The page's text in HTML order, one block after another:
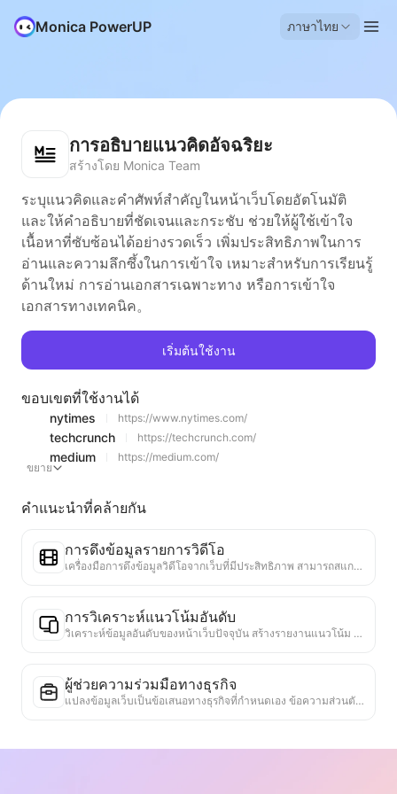
Monica PowerUP ภาษาไทย
การอธิบายแนวคิดอัจฉริยะ
สร้างโดย Monica Team
ระบุแนวคิดและคำศัพท์สำคัญในหน้าเว็บโดยอัตโนมัติ
และให้คำอธิบายที่ชัดเจนและกระชับ ช่วยให้ผู้ใช้เข้าใจ
เนื้อหาที่ซับซ้อนได้อย่างรวดเร็ว เพิ่มประสิทธิภาพในการ
อ่านและความลึกซึ้งในการเข้าใจ เหมาะสำหรับการเรียนรู้
ด้านใหม่ การอ่านเอกสารเฉพาะทาง หรือการเข้าใจ
เอกสารทางเทคนิค。
เริ่มต้นใช้งาน
ขอบเขตที่ใช้งานได้
nytimes https://www.nytimes.com/
techcrunch https://techcrunch.com/
medium
https://medium.com/
ขยาย
คำแนะนำที่คล้ายกัน
การดึงข้อมูลรายการวิดีโอ
เครื่องมือการดึงข้อมูลวิดีโอจากเว็บที่มีประสิทธิภาพ สามารถสแกนเว็บได้อย่างรวดเร็วและจัดระเบียบข้อมูลวิดีโอเป็นตาราง Markdown ที่มีโครงสร้าง
การวิเคราะห์แนวโน้มอันดับ
วิเคราะห์ข้อมูลอันดับของหน้าเว็บปัจจุบัน สร้างรายงานแนวโน้ม ระบุหมวดหมู่ที่ได้รับความนิยม ประเภทผลิตภัณฑ์ที่กำลังเติบโตอย่างรวดเร็ว และเทคโนโลยีใหม่ ๆ ให้ข้อมูลเชิงลึกเกี่ยวกับตลาดทันที ช่วยให้คุณเข้าใจแนวโน้มผลิตภัณฑ์ล่าสุดและทิศทางของตลาด
ผู้ช่วยความร่วมมือทางธุรกิจ
แปลงข้อมูลเว็บเป็นข้อเสนอทางธุรกิจที่กำหนดเอง ข้อความส่วนตัวสำหรับความร่วมมือ มีแม่แบบที่พร้อมใช้งานและแนวทางการติดตาม เพื่อทำให้กระบวนการทำงานร่วมกันง่ายขึ้น
การศึกษาการแข่งขันในอุตสาหกรรม